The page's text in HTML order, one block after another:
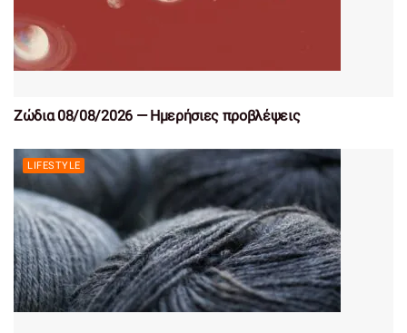
Ζώδια 08/08/2026 — Ημερήσιες προβλέψεις
LIFESTYLE